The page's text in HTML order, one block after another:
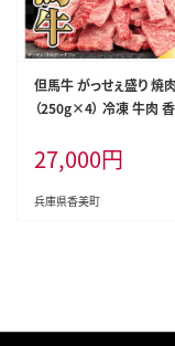
但馬牛 がっせぇ盛り 焼
（250g×4） 冷凍 牛肉
27,000円
兵庫県香美町